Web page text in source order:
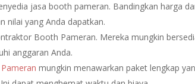
jasa booth pameran. Bandingkan harga
nilai yang Anda dapatkan.
Booth Pameran. Mereka mungkin
anggaran Anda.
mungkin menawarkan paket lengkap